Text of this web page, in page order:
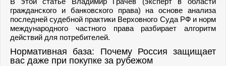
гражданского и банковского права) на основе анализа
последней судебной практики Верховного Суда РФ и норм
международного частного права разбирает алгоритм
действий для потребителей.
Нормативная база: Почему Россия защищает
вас даже при покупке за рубежом